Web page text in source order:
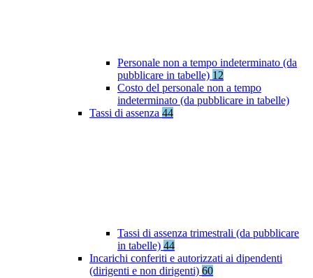
Personale non a tempo indeterminato (da
pubblicare in tabelle) 12
Costo del personale non a tempo
indeterminato (da pubblicare in tabelle)
Tassi di assenza 44
Tassi di assenza trimestrali (da pubblicare
in tabelle) 44
Incarichi conferiti e autorizzati ai dipendenti
(dirigenti e non dirigenti) 60